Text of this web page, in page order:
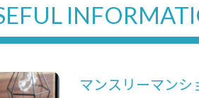
マンスリーマンシ